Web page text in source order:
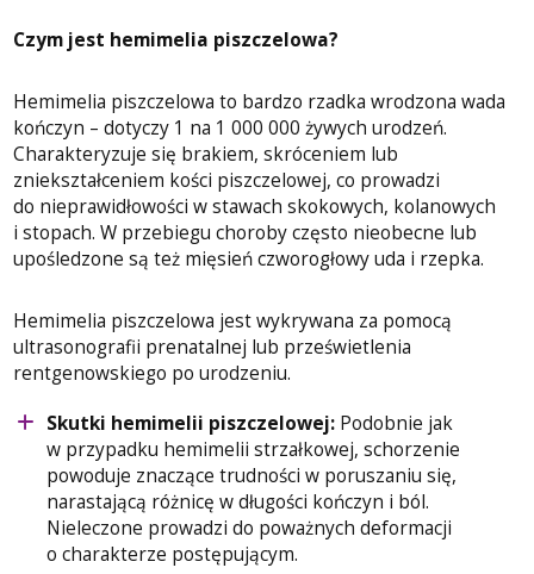
Czym jest hemimelia piszczelowa?
Hemimelia piszczelowa to bardzo rzadka wrodzona wada
kończyn – dotyczy 1 na 1 000 000 żywych urodzeń.
Charakteryzuje się brakiem, skróceniem lub
zniekształceniem kości piszczelowej, co prowadzi
do nieprawidłowości w stawach skokowych, kolanowych
i stopach. W przebiegu choroby często nieobecne lub
upośledzone są też mięsień czworogłowy uda i rzepka.
Hemimelia piszczelowa jest wykrywana za pomocą
ultrasonografii prenatalnej lub prześwietlenia
rentgenowskiego po urodzeniu.
Skutki hemimelii piszczelowej:Podobnie jak
w przypadku hemimelii strzałkowej, schorzenie
powoduje znaczące trudności w poruszaniu się,
narastającą różnicę w długości kończyn i ból.
Nieleczone prowadzi do poważnych deformacji
o charakterze postępującym.